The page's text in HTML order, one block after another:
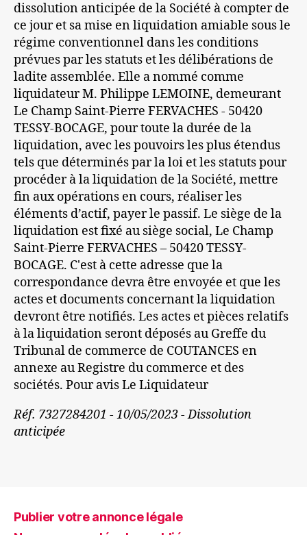
dissolution anticipée de la Société à compter de
ce jour et sa mise en liquidation amiable sous le
régime conventionnel dans les conditions
prévues par les statuts et les délibérations de
ladite assemblée. Elle a nommé comme
liquidateur M. Philippe LEMOINE, demeurant
Le Champ Saint-Pierre FERVACHES - 50420
TESSY-BOCAGE, pour toute la durée de la
liquidation, avec les pouvoirs les plus étendus
tels que déterminés par la loi et les statuts pour
procéder à la liquidation de la Société, mettre
fin aux opérations en cours, réaliser les
éléments d’actif, payer le passif. Le siège de la
liquidation est fixé au siège social, Le Champ
Saint-Pierre FERVACHES – 50420 TESSY-
BOCAGE. C'est à cette adresse que la
correspondance devra être envoyée et que les
actes et documents concernant la liquidation
devront être notifiés. Les actes et pièces relatifs
à la liquidation seront déposés au Greffe du
Tribunal de commerce de COUTANCES en
annexe au Registre du commerce et des
sociétés. Pour avis Le Liquidateur
Réf. 7327284201 - 10/05/2023 - Dissolution
anticipée
Publier votre annonce légale